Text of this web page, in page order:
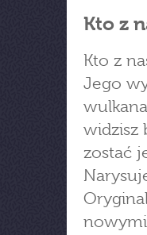
Kto z
Kto z
Jego
widzisz
zostać